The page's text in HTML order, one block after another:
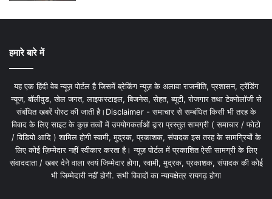
हमारे बारे में
यह एक हिंदी वेब न्यूज़ पोर्टल है जिसमें ब्रेकिंग न्यूज़ के अलावा राजनीति, प्रशासन, ट्रेंडिंग
न्यूज, बॉलीवुड, खेल जगत, लाइफस्टाइल, बिजनेस, सेहत, ब्यूटी, रोजगार तथा टेक्नोलॉजी से
संबंधित खबरें पोस्ट की जाती है।Disclaimer - समाचार से सम्बंधित किसी भी तरह के
विवाद के लिए साइट के कुछ तत्वों में उपयोगकर्ताओं द्वारा प्रस्तुत सामग्री ( समाचार / फोटो
/ विडियो आदि ) शामिल होगी स्वामी, मुद्रक, प्रकाशक, संपादक इस तरह के सामग्रियों के
लिए कोई ज़िम्मेदार नहीं स्वीकार करता है। न्यूज़ पोर्टल में प्रकाशित ऐसी सामग्री के लिए
संवाददाता / खबर देने वाला स्वयं जिम्मेदार होगा, स्वामी, मुद्रक, प्रकाशक, संपादक की कोई
भी जिम्मेदारी नहीं होगी. सभी विवादों का न्यायक्षेत्र रायगढ़ होगा